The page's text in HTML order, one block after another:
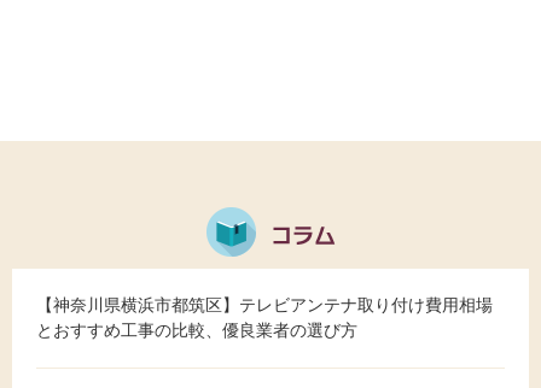
【神奈川県横浜市都筑区】テレビアンテナ取り付け費用相場
とおすすめ工事の比較、優良業者の選び方